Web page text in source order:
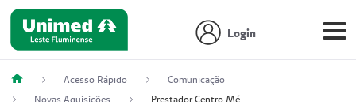
Login
Acesso Rápido
Comunicação
Novas Aquisições
Prestador Centro Médico Vitória Ltda, 51004350-4: Centro Médico Vitória Ltda (Nome Fantasia: Policlínica Master)